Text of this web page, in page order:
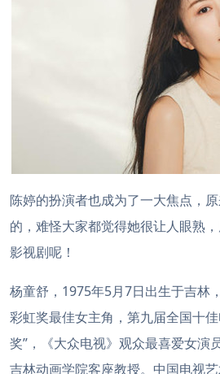
陈婷的扮演者也成为了一大焦点，
的，难怪大家都觉得她很让人眼熟
影视剧呢！
杨童舒，1975年5月7日出生于吉林
彩虹奖最佳女主角，第九届全国十
奖”，《大众电视》观众最喜爱女演
吉林动画学院客座教授。中国电视